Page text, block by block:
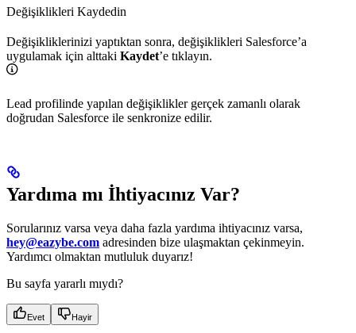
Değişiklikleri Kaydedin
Değişikliklerinizi yaptıktan sonra, değişiklikleri Salesforce’a
uygulamak için alttaki Kaydet’e tıklayın.
Lead profilinde yapılan değişiklikler gerçek zamanlı olarak
doğrudan Salesforce ile senkronize edilir.
Yardıma mı İhtiyacınız Var?
Sorularınız varsa veya daha fazla yardıma ihtiyacınız varsa,
hey@eazybe.com adresinden bize ulaşmaktan çekinmeyin.
Yardımcı olmaktan mutluluk duyarız!
Bu sayfa yararlı mıydı?
Evet Hayir